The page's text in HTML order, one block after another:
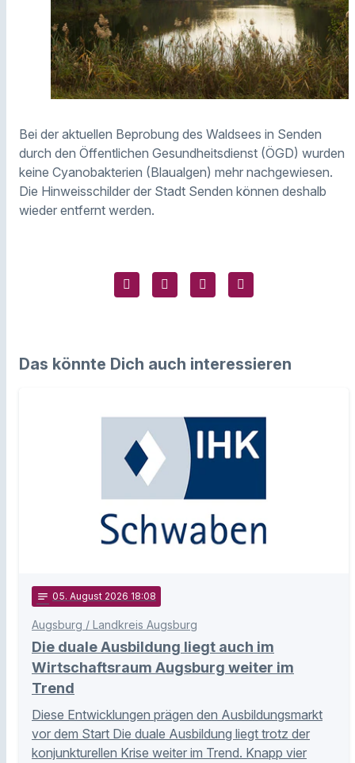
Bei der aktuellen Beprobung des Waldsees in Senden
durch den Öffentlichen Gesundheitsdienst (ÖGD) wurden
keine Cyanobakterien (Blaualgen) mehr nachgewiesen.
Die Hinweisschilder der Stadt Senden können deshalb
wieder entfernt werden.
Das könnte Dich auch interessieren
notes 05. August 2026 18:08
Augsburg / Landkreis Augsburg
Die duale Ausbildung liegt auch im
Wirtschaftsraum Augsburg weiter im
Trend
Diese Entwicklungen prägen den Ausbildungsmarkt
vor dem Start Die duale Ausbildung liegt trotz der
konjunkturellen Krise weiter im Trend. Knapp vier